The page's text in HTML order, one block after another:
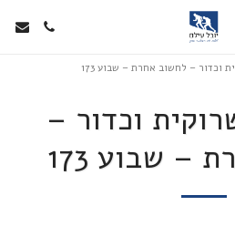
וכדור – לחשוב אחרת – שבוע 173
וכדור –
– שבוע 173